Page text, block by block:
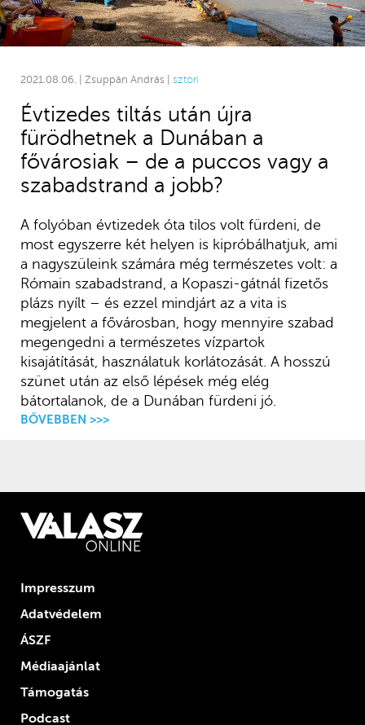
2021.08.06. | Zsuppán András | sztori
Évtizedes tiltás után újra
fürödhetnek a Dunában a
fővárosiak – de a puccos vagy a
szabadstrand a jobb?
A folyóban évtizedek óta tilos volt fürdeni, de
most egyszerre két helyen is kipróbálhatjuk, ami
a nagyszüleink számára még természetes volt: a
Rómain szabadstrand, a Kopaszi-gátnál fizetős
plázs nyílt – és ezzel mindjárt az a vita is
megjelent a fővárosban, hogy mennyire szabad
megengedni a természetes vízpartok
kisajátítását, használatuk korlátozását. A hosszú
szünet után az első lépések még elég
bátortalanok, de a Dunában fürdeni jó.
BŐVEBBEN >>>
Impresszum
Adatvédelem
ÁSZF
Médiaajánlat
Támogatás
Podcast